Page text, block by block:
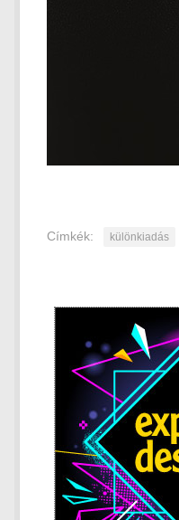
Címkék: különkiadás